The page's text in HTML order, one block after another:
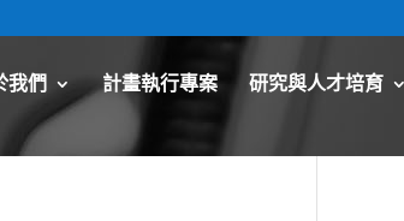
我們 計畫執行專案 研究與人才培育